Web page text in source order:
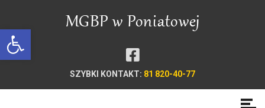
Open toolbar
SZYBKI KONTAKT: 81 820-40-77